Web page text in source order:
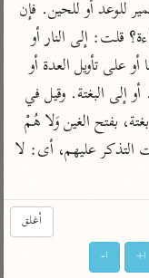
مركَّزة العبارة
تفسير الجلالين
جامع البيان للإيجي
تفسير البيضاوي
تفسير النسفي
الوجيز للواحدي
تفسير ابن أبي زمنين
قلت: فإلام يرجع الضمير المؤنث في هذه القراءة؟ قلت: إلى النار أو
إلى الوعد، لأنه في معنى النار وهي التي وعدوها أو على تأويل العدة أو
أغلق
ا+ ا-